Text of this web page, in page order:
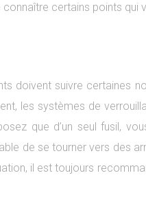
certains points
doivent suivre certaines
les systèmes de
que d’un seul fusil,
de se tourner vers des
il est toujours